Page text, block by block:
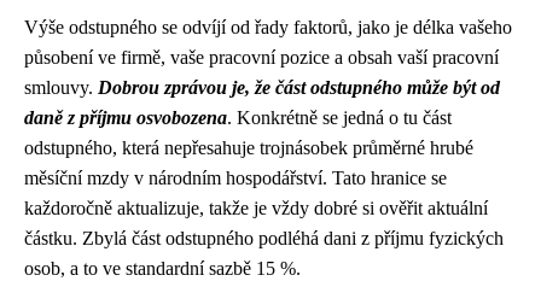
Výše odstupného se odvíjí od řady faktorů, jako je délka vašeho
působení ve firmě, vaše pracovní pozice a obsah vaší pracovní
smlouvy. Dobrou zprávou je, že část odstupného může být od
daně z příjmu osvobozena. Konkrétně se jedná o tu část
odstupného, která nepřesahuje trojnásobek průměrné hrubé
měsíční mzdy v národním hospodářství. Tato hranice se
každoročně aktualizuje, takže je vždy dobré si ověřit aktuální
částku. Zbylá část odstupného podléhá dani z příjmu fyzických
osob, a to ve standardní sazbě 15 %.